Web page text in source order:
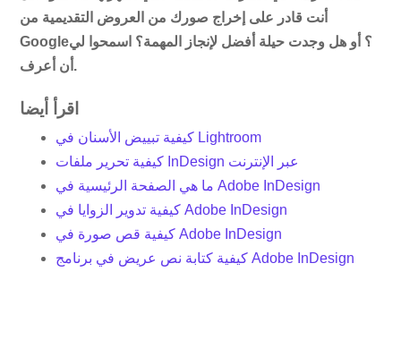
أنت قادر على إخراج صورك من العروض التقديمية من
Google؟ أو هل وجدت حيلة أفضل لإنجاز المهمة؟ اسمحوا لي
أن أعرف.
اقرأ أيضا
كيفية تبييض الأسنان في Lightroom
كيفية تحرير ملفات InDesign عبر الإنترنت
ما هي الصفحة الرئيسية في Adobe InDesign
كيفية تدوير الزوايا في Adobe InDesign
كيفية قص صورة في Adobe InDesign
كيفية كتابة نص عريض في برنامج Adobe InDesign